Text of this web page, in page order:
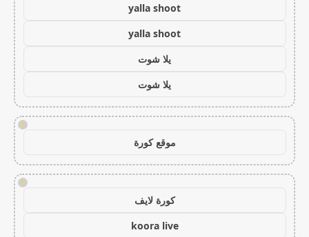
yalla shoot
yalla shoot
يلا شوت
يلا شوت
!
موقع كورة
!
كورة لايف
koora live